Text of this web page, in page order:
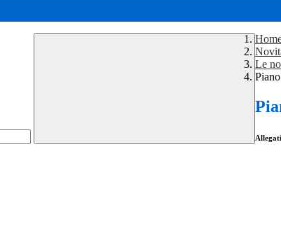
Le
Allegati